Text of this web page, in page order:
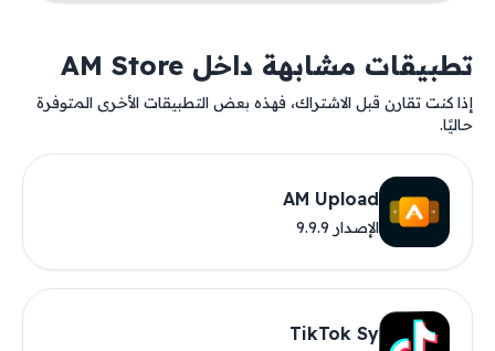
تطبيقات مشابهة داخل AM Store
إذا كنت تقارن قبل الاشتراك، فهذه بعض التطبيقات الأخرى المتوفرة
حاليًا.
AM Upload
الإصدار 9.9.9
TikTok Sy